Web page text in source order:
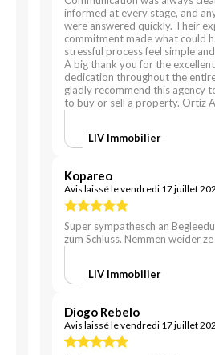
informed at every stage, and
were answered quickly. Their
commitment made what could
stressful process feel simple
A big thank you for the
dedication throughout the
gladly recommend this agency
to buy or sell a property. Ortiz
LIV Immobilier
Kopareo
Avis laissé le vendredi 17 juillet
Super sympathesch an
zum Schluss. Nemmen weider
LIV Immobilier
Diogo Rebelo
Avis laissé le vendredi 17 juillet